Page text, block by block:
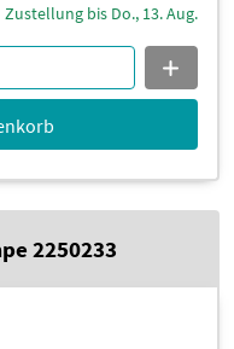
Zustellung bis Do., 13. Aug.
2250233